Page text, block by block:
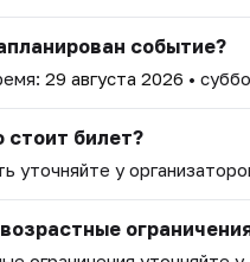
событие?
29 августа 2026 •
стоит билет?
уточняйте у